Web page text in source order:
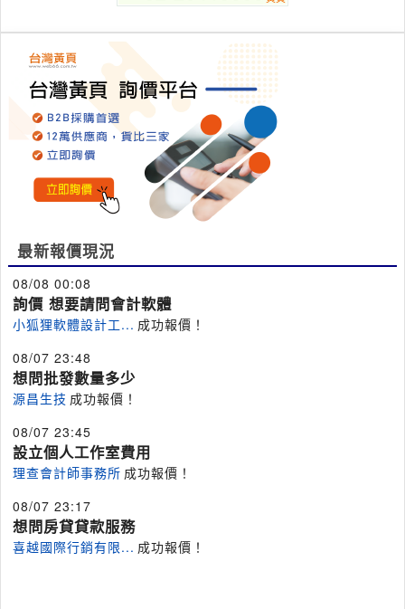
最新報價現況
08/08 00:08
詢價 想要請問會計軟體
小狐狸軟體設計工... 成功報價！
08/07 23:48
想問批發數量多少
源昌生技 成功報價！
08/07 23:45
設立個人工作室費用
理查會計師事務所 成功報價！
08/07 23:17
想問房貸貸款服務
喜越國際行銷有限... 成功報價！